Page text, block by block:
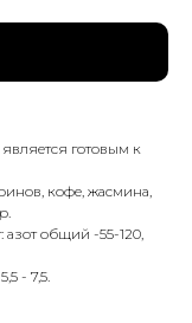
готовым к
кофе, жасмина,
азот общий -55-120,
- 7,5.